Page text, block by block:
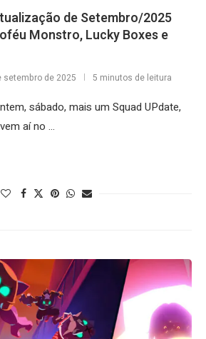
de Setembro/2025
Monstro, Lucky Boxes e
setembro de 2025 5 minutos de leitura
sábado, mais um Squad UPdate,
aí no …